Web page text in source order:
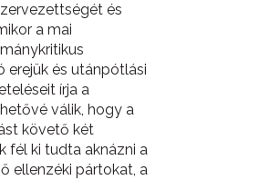
és
a mai
erejük és utánpótlási
írja a
válik, hogy a
követő két
fél ki tudta aknázni a
ellenzéki pártokat, a